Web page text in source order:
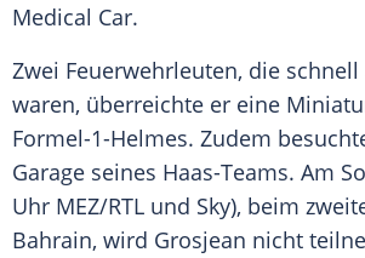
Medical Car.
Zwei Feuerwehrleuten, die
waren, überreichte er eine
Formel-1-Helmes. Zudem
Garage seines Haas-Teams. Am
Uhr MEZ/RTL und Sky), beim
Bahrain, wird Grosjean nicht